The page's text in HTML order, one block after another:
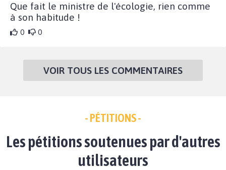
Que fait le ministre de l'écologie, rien comme
à son habitude !
0 0
VOIR TOUS LES COMMENTAIRES
- PÉTITIONS -
Les pétitions soutenues par d'autres
utilisateurs